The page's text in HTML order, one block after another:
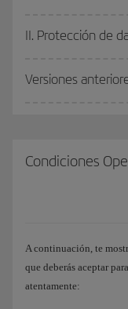
II. Protección de
Versiones
Condiciones
A continuación, te
que deberás aceptar
atentamente: